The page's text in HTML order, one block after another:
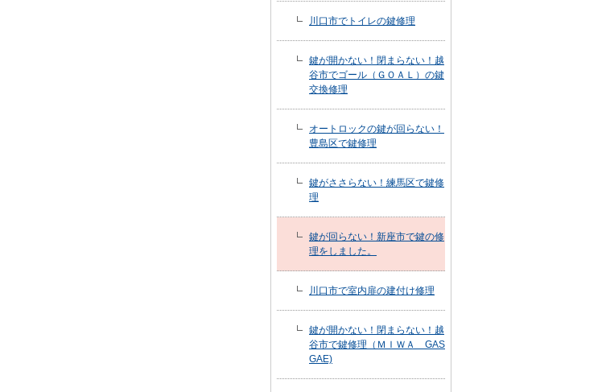
川口市でトイレの鍵修理
鍵が開かない！閉まらない！越
谷市でゴール（ＧＯＡＬ）の鍵
交換修理
オートロックの鍵が回らない！
豊島区で鍵修理
鍵がささらない！練馬区で鍵修
理
鍵が回らない！新座市で鍵の修
理をしました。
川口市で室内扉の建付け修理
鍵が開かない！閉まらない！越
谷市で鍵修理（ＭＩＷＡ GAS
GAE)